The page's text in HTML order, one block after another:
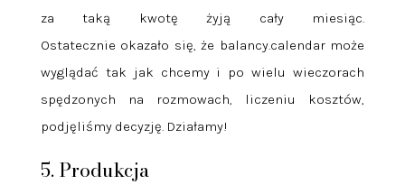
za taką kwotę żyją cały miesiąc.
Ostatecznie okazało się, że balancy.calendar może
wyglądać tak jak chcemy i po wielu wieczorach
spędzonych na rozmowach, liczeniu kosztów,
podjęliśmy decyzję. Działamy!
5. Produkcja